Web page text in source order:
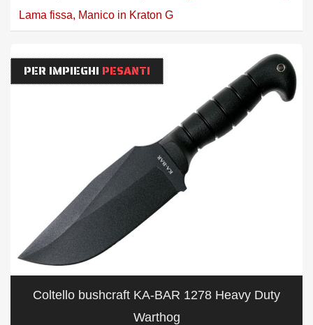
Lama fissa, Manico in Kraton G
PER IMPIEGHI PESANTI
Coltello bushcraft KA-BAR 1278 Heavy Duty
Warthog